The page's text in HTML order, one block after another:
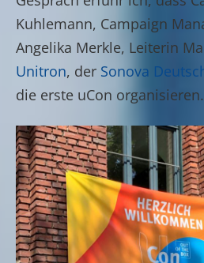
Kuhlemann, Campaign
Angelika Merkle, Leiterin
Unitron, der Sonova
die erste uCon organisieren.